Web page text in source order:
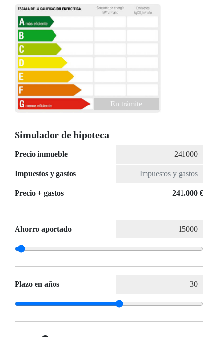
En trámite
Simulador de hipoteca
Precio inmueble
Impuestos y gastos
Precio + gastos 241.000 €
Ahorro aportado
Plazo en años